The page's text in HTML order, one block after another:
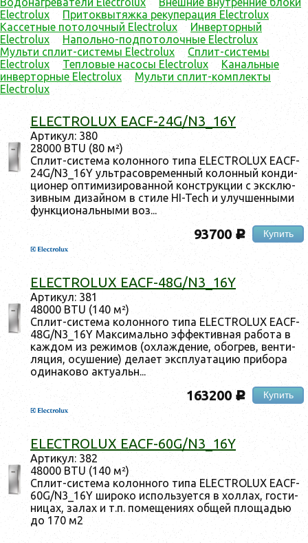
Electrolux
Притоквытяжка рекуперация Electrolux
Кассетные потолочный Electrolux
Инверторный
Electrolux
Напольно-подпотолочные Electrolux
Мульти сплит-системы Electrolux
Сплит-системы
Electrolux
Тепловые насосы Electrolux
Канальные
инверторные Electrolux
Мульти cплит-комплекты
Electrolux
ELECTROLUX EACF-24G/N3_16Y
Ар­ти­кул: 380
28000 BTU (80 м²)
Сплит-сис­те­ма ко­лон­но­го ти­па ELECTROLUX EACF-
24G/N3_16Y уль­тра­сов­ре­мен­ный ко­лон­ный кон­ди­
ци­онер оп­ти­мизи­рован­ной конс­трук­ции с экс­клю­
зив­ным ди­зай­ном в сти­ле HI-Tech и улуч­шенны­ми
фун­кци­ональ­ны­ми воз...
93700c Купить
ELECTROLUX EACF-48G/N3_16Y
Ар­ти­кул: 381
48000 BTU (140 м²)
Сплит-сис­те­ма ко­лон­но­го ти­па ELECTROLUX EACF-
48G/N3_16Y Мак­си­маль­но эф­фектив­ная ра­бота в
каж­дом из ре­жимов (ох­лажде­ние, обог­рев, вен­ти­
ляция, осу­шение) де­ла­ет экс­плу­ата­цию при­бора
оди­нако­во ак­ту­альн...
163200 c Купить
ELECTROLUX EACF-60G/N3_16Y
Ар­ти­кул: 382
48000 BTU (140 м²)
Сплит-сис­те­ма ко­лон­но­го ти­па ELECTROLUX EACF-
60G/N3_16Y ши­роко ис­поль­зу­ет­ся в хол­лах, гос­ти­
ницах, за­лах и т.п. по­меще­ни­ях об­щей пло­щадью
до 170 м2